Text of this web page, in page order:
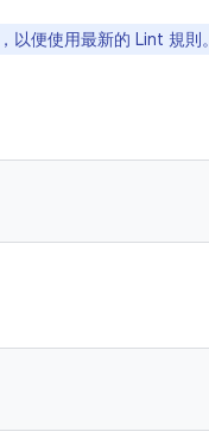
以便使用最新的 Lint 規則。